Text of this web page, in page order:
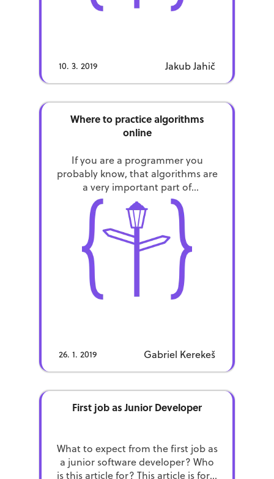
10. 3. 2019 Jakub Jahič
Where to practice algorithms
online
If you are a programmer you
probably know, that algorithms are
a very important part of
programming. University courses,
online courses or books are,
among others, ways to learn about
[…]
26. 1. 2019 Gabriel Kerekeš
First job as Junior Developer
What to expect from the first job as
a junior software developer? Who
is this article for? This article is for a
našom novom obsahu?
kurzoch, videách, podcastocha
všeličom ďalšom, čo podnikneme.